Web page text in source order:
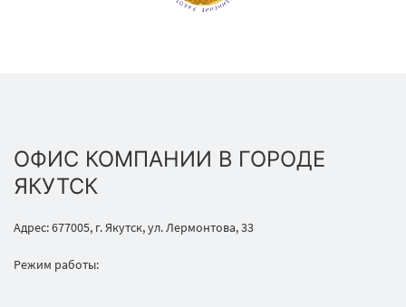
ОФИС КОМПАНИИ В ГОРОДЕ
ЯКУТСК
Адрес: 677005, г. Якутск, ул. Лермонтова, 33
Режим работы: